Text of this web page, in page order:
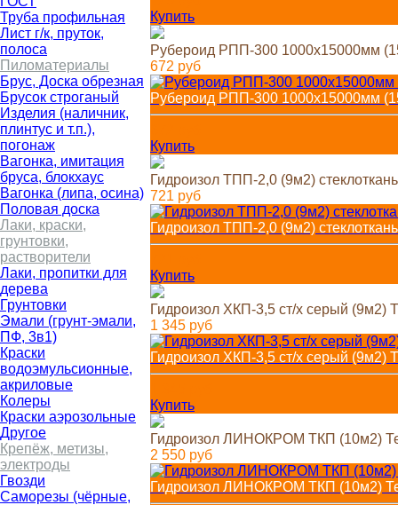
Труба профильная
Лист г/к, пруток,
полоса
Пиломатериалы
Брус, Доска обрезная
Брусок строганый
Изделия (наличник,
плинтус и т.п.),
погонаж
Вагонка, имитация
бруса, блокхаус
Вагонка (липа, осина)
Половая доска
Лаки, краски,
грунтовки,
растворители
Лаки, пропитки для
дерева
Грунтовки
Эмали (грунт-эмали,
ПФ, 3в1)
Краски
водоэмульсионные,
акриловые
Колеры
Краски аэрозольные
Другое
Крепёж, метизы,
электроды
Гвозди
Cаморезы (чёрные,
Купить
Рубероид РПП-300 1000х15000мм
672 руб
Рубероид РПП-300 1000х15000мм
Купить
Гидроизол ТПП-2,0 (9м2) стеклоткань
721 руб
Гидроизол ТПП-2,0 (9м2) стеклоткань
Купить
Гидроизол ХКП-3,5 ст/х серый (9м2)
1 345 руб
Гидроизол ХКП-3,5 ст/х серый (9м2)
Купить
Гидроизол ЛИНОКРОМ ТКП (10м2)
2 550 руб
Гидроизол ЛИНОКРОМ ТКП (10м2)